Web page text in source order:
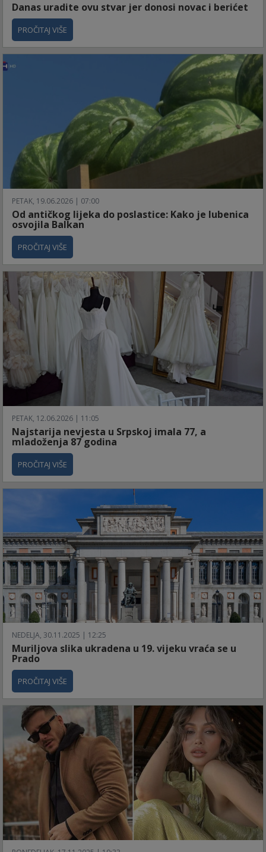
Danas uradite ovu stvar jer donosi novac i berićet
PROČITAJ VIŠE
PETAK, 19.06.2026 | 07:00
​Od antičkog lijeka do poslastice: Kako je lubenica
osvojila Balkan
PROČITAJ VIŠE
PETAK, 12.06.2026 | 11:05
Najstarija nevjesta u Srpskoj imala 77, a
mladoženja 87 godina
PROČITAJ VIŠE
NEDELJA, 30.11.2025 | 12:25
Muriljova slika ukradena u 19. vijeku vraća se u
Prado
PROČITAJ VIŠE